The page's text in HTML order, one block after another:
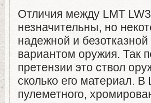
Отличия между LMT
незначительны, но
надежной и
вариантом оружия. Так
претензии это ствол
сколько его материал.
пулеметного,